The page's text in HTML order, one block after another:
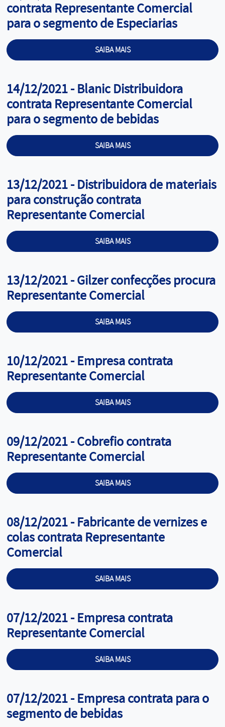
contrata Representante Comercial
para o segmento de Especiarias
SAIBA MAIS
Cargo:
14/12/2021 - Blanic Distribuidora
contrata Representante Comercial
para o segmento de bebidas
SAIBA MAIS
Cargo:
13/12/2021 - Distribuidora de materiais
para construção contrata
Representante Comercial
SAIBA MAIS
Cargo:
13/12/2021 - Gilzer confecções procura
Representante Comercial
SAIBA MAIS
Cargo:
10/12/2021 - Empresa contrata
Representante Comercial
SAIBA MAIS
Cargo:
09/12/2021 - Cobrefio contrata
Representante Comercial
SAIBA MAIS
Cargo:
08/12/2021 - Fabricante de vernizes e
colas contrata Representante
Comercial
SAIBA MAIS
Cargo:
07/12/2021 - Empresa contrata
Representante Comercial
SAIBA MAIS
Cargo:
07/12/2021 - Empresa contrata para o
segmento de bebidas